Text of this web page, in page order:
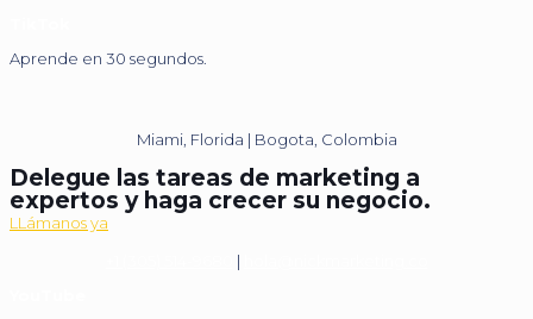
Aprende en 30 segundos.
Miami, Florida | Bogota, Colombia
Delegue las tareas de marketing a
expertos y haga crecer su negocio.
LLámanos ya
|